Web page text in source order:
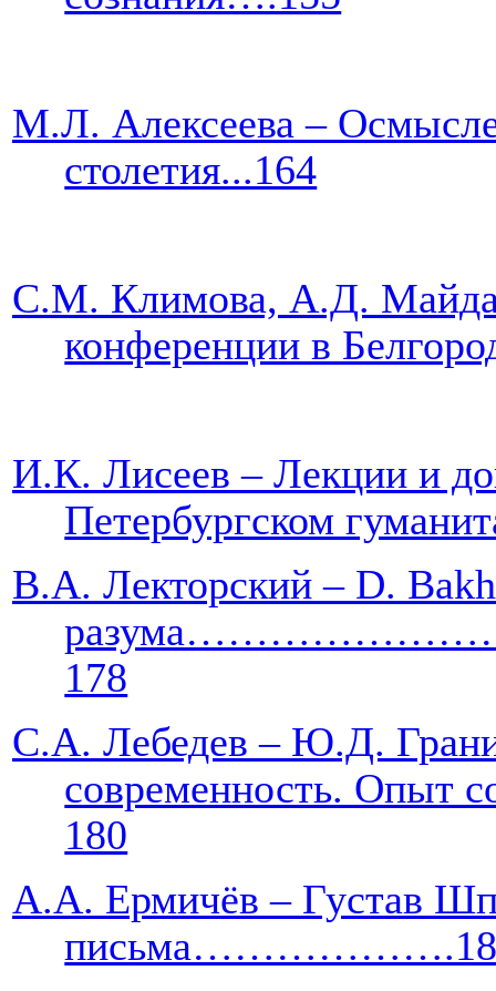
М.Л. Алексеева –
столетия...164
С.М. Климова, А.Д.
конференции в
И.К. Лисеев – Лекции и
Петербургском
В.А. Лекторский – D.
178
С.А. Лебедев – Ю.Д.
современность.
180
А.А. Ермичёв – Густав